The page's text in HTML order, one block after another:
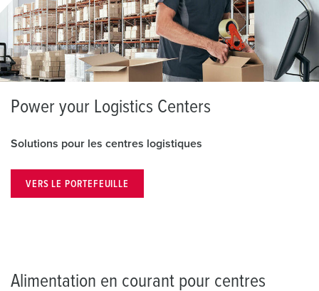
Power your Logistics Centers
Solutions pour les centres logistiques
VERS LE PORTEFEUILLE
Alimentation en courant pour centres